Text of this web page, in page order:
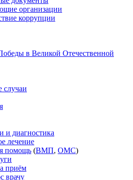
организации
коррупции
в Великой Отечественной
случаи
и диагностика
лечение
помощь (ВМП, ОМС)
приём
врачу